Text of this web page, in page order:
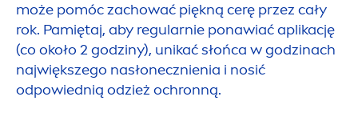
może pomóc zachować piękną cerę przez cały
rok. Pamiętaj, aby regularnie ponawiać aplikację
(co około 2 godziny), unikać słońca w godzinach
największego nasłonecznienia i nosić
odpowiednią odzież ochronną.